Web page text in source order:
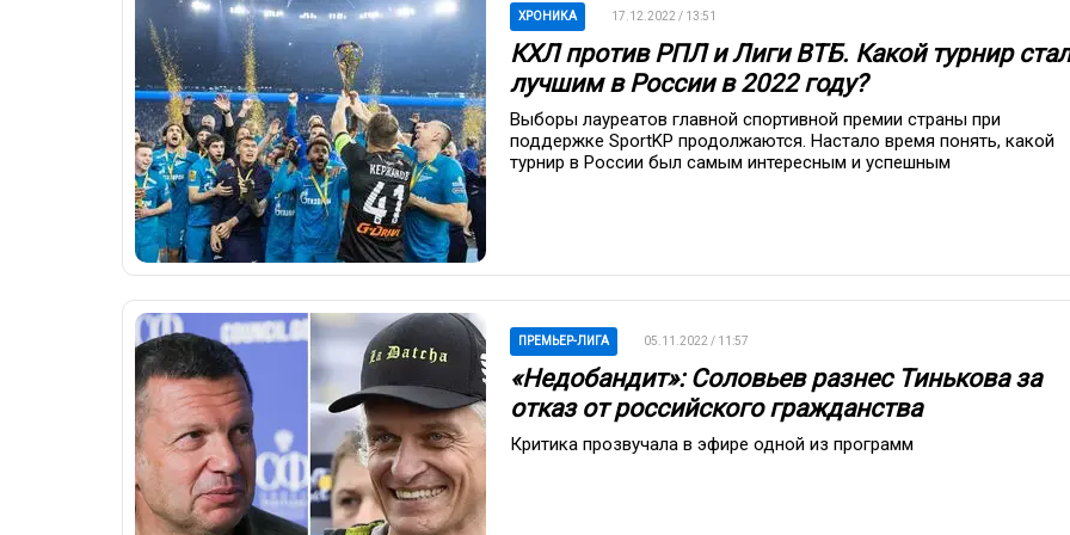
ХРОНИКА 17.12.2022 / 13:51
КХЛ против РПЛ и Лиги ВТБ. Какой турнир стал
лучшим в России в 2022 году?
Выборы лауреатов главной спортивной премии страны при
поддержке SportKP продолжаются. Настало время понять, какой
турнир в России был самым интересным и успешным
ПРЕМЬЕР-ЛИГА 05.11.2022 / 11:57
«Недобандит»: Соловьев разнес Тинькова за
отказ от российского гражданства
Критика прозвучала в эфире одной из программ